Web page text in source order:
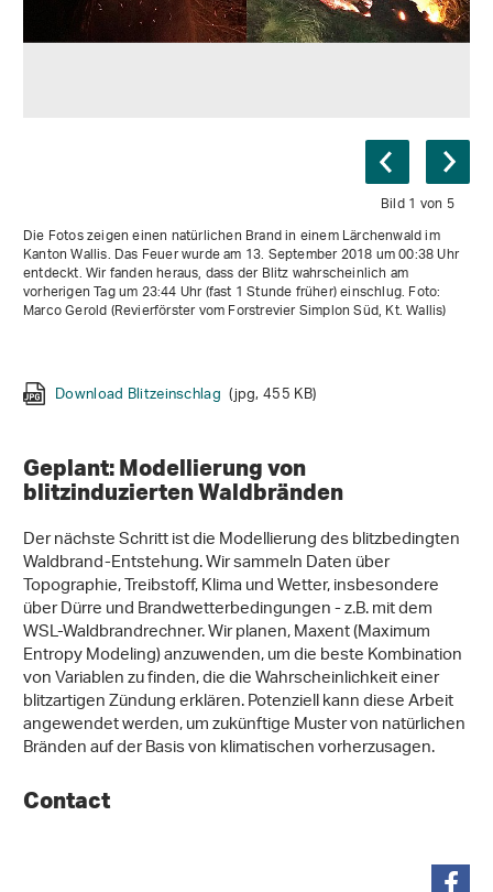
Bild 1 von 5
Die Fotos zeigen einen natürlichen Brand in einem Lärchenwald im
Kanton Wallis. Das Feuer wurde am 13. September 2018 um 00:38 Uhr
entdeckt. Wir fanden heraus, dass der Blitz wahrscheinlich am
vorherigen Tag um 23:44 Uhr (fast 1 Stunde früher) einschlug. Foto:
Marco Gerold (Revierförster vom Forstrevier Simplon Süd, Kt. Wallis)
Download Blitzeinschlag (jpg, 455 KB)
Download Image2(tiff, 365 KB)
Download Image3(tiff, 372 KB)
Download Image4(tiff, 402 KB)
Download Image5(tiff, 295 KB)
Geplant: Modellierung von
blitzinduzierten Waldbränden
Der nächste Schritt ist die Modellierung des blitzbedingten
Waldbrand-Entstehung. Wir sammeln Daten über
Topographie, Treibstoff, Klima und Wetter, insbesondere
über Dürre und Brandwetterbedingungen - z.B. mit dem
WSL-Waldbrandrechner. Wir planen, Maxent (Maximum
Entropy Modeling) anzuwenden, um die beste Kombination
von Variablen zu finden, die die Wahrscheinlichkeit einer
blitzartigen Zündung erklären. Potenziell kann diese Arbeit
angewendet werden, um zukünftige Muster von natürlichen
Bränden auf der Basis von klimatischen vorherzusagen.
Contact